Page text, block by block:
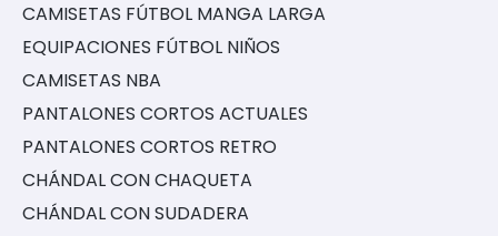
CAMISETAS FÚTBOL MANGA LARGA
EQUIPACIONES FÚTBOL NIÑOS
CAMISETAS NBA
PANTALONES CORTOS ACTUALES
PANTALONES CORTOS RETRO
CHÁNDAL CON CHAQUETA
CHÁNDAL CON SUDADERA